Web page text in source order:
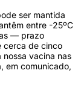
ser mantida
entre -25ºC
— prazo
cerca de cinco
vacina nas
em comunicado,